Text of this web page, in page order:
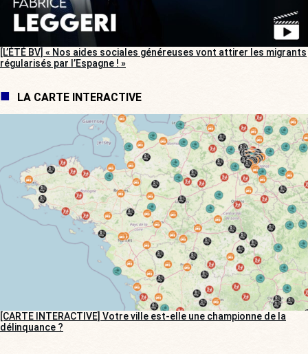
[L’ÉTÉ BV] « Nos aides sociales généreuses vont attirer les migrants
régularisés par l’Espagne ! »
LA CARTE INTERACTIVE
[CARTE INTERACTIVE] Votre ville est-elle une championne de la
délinquance ?